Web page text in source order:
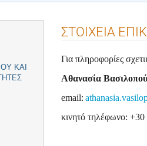
ΚΑΙ
ΣΤΟΙΧΕΙΑ
Για πληροφορίες
Αθανασία
email:
κινητό τηλέφωνο: